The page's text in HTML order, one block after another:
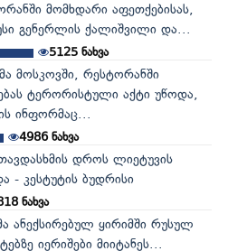
მომხდარი აფეთქებისას,
გენერლის ქალიშვილი და...
5125ნახვა
მოსკოვში, რესტორანში
ტერორისტული აქტი უწოდა,
ინფორმაც...
4986ნახვა
დროს ლიეტუვის
- კესტუტის ბუდრისი
ნახვა
ანექსირებულ ყირიმში რუსულ
იერიშები მიიტანეს...